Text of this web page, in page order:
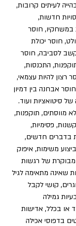
לעיתים קרובות,
חדשות,
במשחקיו, חוסר
חוסר יכולת
לסביבה, חוסר
התכנסות,
רצון להיות עצמאי,
אבחנה בין דמיון
סיטואציות ועוד.
מווסתים, תוקפנות,
פסימיות,
בדברים חדשים,
משימות, איפוק
מבוקרת של רגשות
שאינה מתאימה לגיל
קושי לקבל
גמילה
או בכלל, אדישות
בדפוסי אכילה